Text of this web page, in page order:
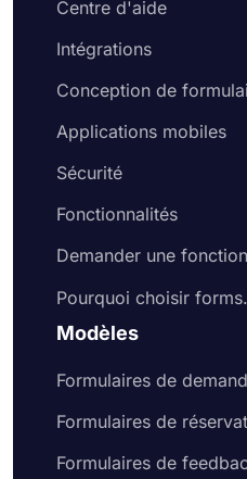
Centre d'aide
Intégrations
Conception de
Applications mobiles
Sécurité
Fonctionnalités
Demander une
Pourquoi choisir
Modèles
Formulaires de
Formulaires de
Formulaires de